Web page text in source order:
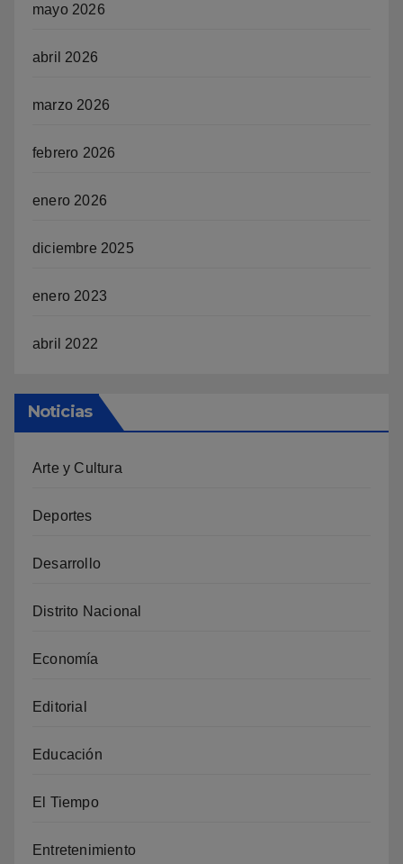
mayo 2026
abril 2026
marzo 2026
febrero 2026
enero 2026
diciembre 2025
enero 2023
abril 2022
Noticias
Arte y Cultura
Deportes
Desarrollo
Distrito Nacional
Economía
Editorial
Educación
El Tiempo
Entretenimiento